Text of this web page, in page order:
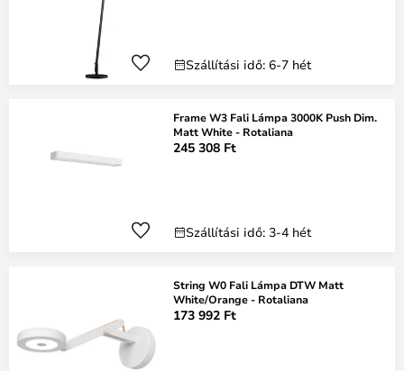
Szállítási idő: 6-7 hét
Frame W3 Fali Lámpa 3000K Push Dim.
Matt White - Rotaliana
245 308 Ft
Szállítási idő: 3-4 hét
String W0 Fali Lámpa DTW Matt
White/Orange - Rotaliana
173 992 Ft